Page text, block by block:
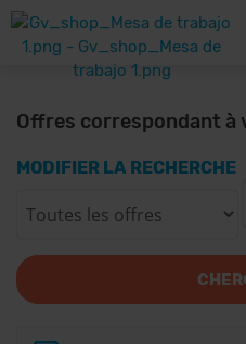
Offres correspondant à
MODIFIER LA RECHERCHE